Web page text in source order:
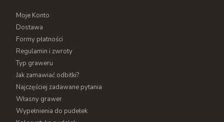
Moje Konto
Dostawa
Formy płatności
Regulamin i zwroty
Typ graweru
Jak zamawiać odbitki?
Najczęściej zadawane pytania
Własny grawer
Wypełnienia do pudełek